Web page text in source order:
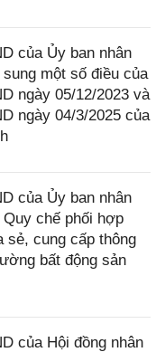
của Ủy ban nhân
một số điều của
ngày 05/12/2023 và
ngày 04/3/2025 của
của Ủy ban nhân
chế phối hợp
cung cấp thông
bất động sản
của Hội đồng nhân